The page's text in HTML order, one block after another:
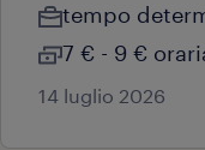
tempo
7 € - 9 €
14 luglio 2026